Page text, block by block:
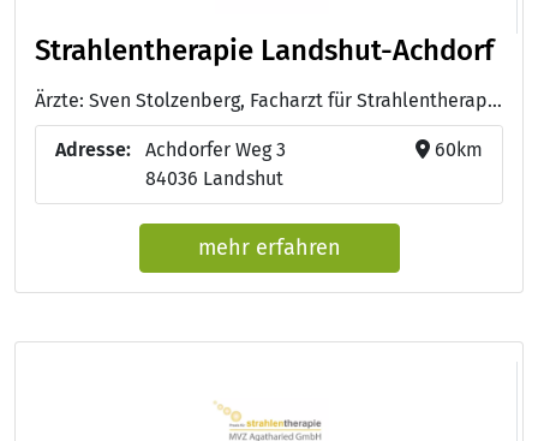
Strahlentherapie Landshut-Achdorf
Ärzte: Sven Stolzenberg, Facharzt für Strahlentherapie - Alexandru-Voicu Varmaga, Facharzt für Strahlentherapie
Adresse:
Achdorfer Weg 3
84036 Landshut
60km
mehr erfahren